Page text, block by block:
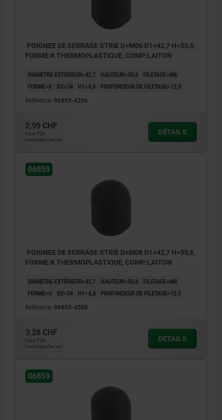
POIGNEE DE SERRAGE STRIE D=M06 D1=42,7 H=55,6,
FORME:K THERMOPLASTIQUE, COMP:LAITON
DIAMÈTRE EXTÉRIEUR=42,7 HAUTEUR=55,6
FILETAGE=M6
FORME=K
D2=34 H1=4,8 PROFONDEUR DE FILETAGE=12,5
Référence: 06859-4206
2,99 CHF
hors TVA
hors frais d’envoi
DÉTAILS
06859
POIGNEE DE SERRAGE STRIE D=M08 D1=42,7 H=55,6,
FORME:K THERMOPLASTIQUE, COMP:LAITON
DIAMÈTRE EXTÉRIEUR=42,7 HAUTEUR=55,6
FILETAGE=M8
FORME=K
D2=34 H1=4,8 PROFONDEUR DE FILETAGE=12,5
Référence: 06859-4208
3,28 CHF
hors TVA
hors frais d’envoi
DÉTAILS
06859